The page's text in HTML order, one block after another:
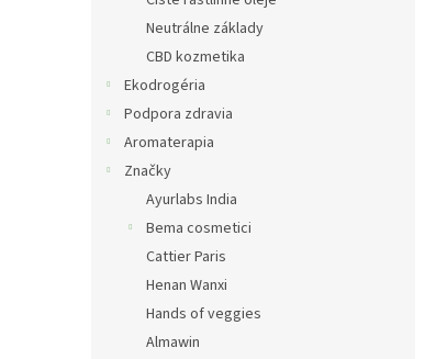
Neutrálne základy
CBD kozmetika
Ekodrogéria
Podpora zdravia
Aromaterapia
Značky
Ayurlabs India
Bema cosmetici
Cattier Paris
Henan Wanxi
Hands of veggies
Almawin